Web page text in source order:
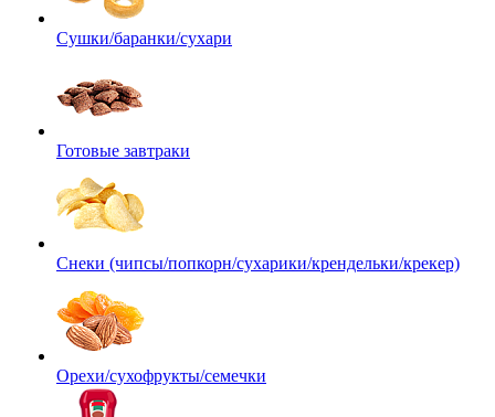
Сушки/баранки/сухари
Готовые завтраки
Снеки (чипсы/попкорн/сухарики/крендельки/крекер)
Орехи/сухофрукты/семечки